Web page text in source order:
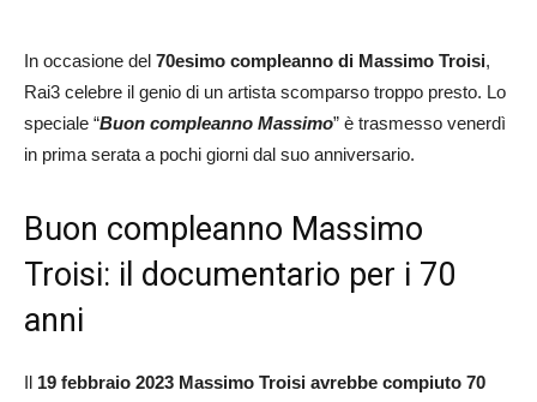
In occasione del 70esimo compleanno di Massimo Troisi,
Rai3 celebre il genio di un artista scomparso troppo presto. Lo
speciale “Buon compleanno Massimo” è trasmesso venerdì
in prima serata a pochi giorni dal suo anniversario.
Buon compleanno Massimo
Troisi: il documentario per i 70
anni
Il 19 febbraio 2023 Massimo Troisi avrebbe compiuto 70